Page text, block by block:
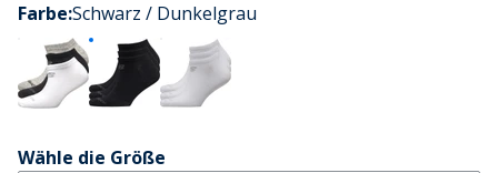
Farbe:Schwarz / Dunkelgrau
Wähle die Größe